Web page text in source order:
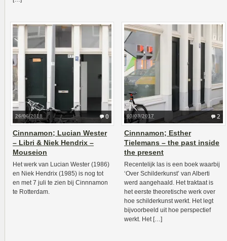
0
26/06/2018
Cinnnamon; Lucian Wester
– Libri & Niek Hendrix –
Mouseion
Het werk van Lucian Wester (1986)
en Niek Hendrix (1985) is nog tot
en met 7 juli te zien bij Cinnnamon
te Rotterdam.
2
03/03/2017
Cinnnamon; Esther
Tielemans – the past inside
the present
Recentelijk las is een boek waarbij
‘Over Schilderkunst’ van Alberti
werd aangehaald. Het traktaat is
het eerste theoretische werk over
hoe schilderkunst werkt. Het legt
bijvoorbeeld uit hoe perspectief
werkt. Het […]